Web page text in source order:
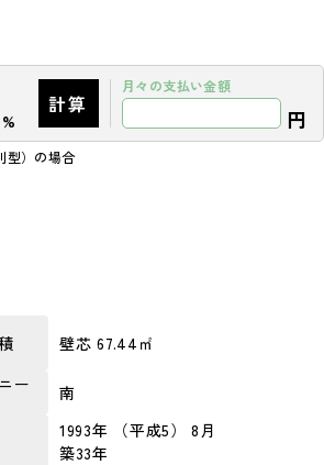
%
計算
月々の支払い金額
円
型）の場合
壁芯 67.44㎡
ー
南
1993年 （平成5） 8月
築33年